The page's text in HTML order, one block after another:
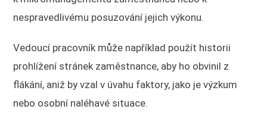
nespravedlivému posuzování jejich výkonu.
Vedoucí pracovník může například použít historii
prohlížení stránek zaměstnance, aby ho obvinil z
flákání, aniž by vzal v úvahu faktory, jako je výzkum
nebo osobní naléhavé situace.